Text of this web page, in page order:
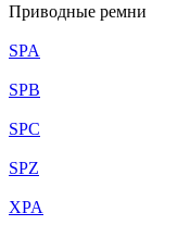
Приводные ремни
SPA
SPB
SPC
SPZ
XPA